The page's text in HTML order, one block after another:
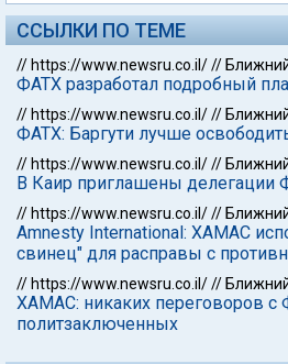
ССЫЛКИ ПО ТЕМЕ
// https://www.newsru.co.il///
ФАТХ разработал подробный
// https://www.newsru.co.il///
ФАТХ: Баргути лучше
// https://www.newsru.co.il///
В Каир приглашены
// https://www.newsru.co.il///
Amnesty International: ХАМАС
свинец" для расправы с
// https://www.newsru.co.il///
ХАМАС: никаких переговоров
политзаключенных